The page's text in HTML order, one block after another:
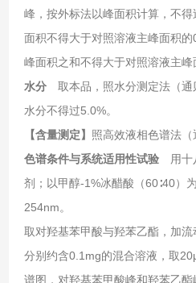
峰，按外标法以峰面积计算，不
面积不得大于对照溶液主峰面积
峰面积之和不得大于对照溶液主峰
水分取本品，照水分测定法（通
水分不得过5.0%。
【含量测定】 照高效液相色谱法（
色谱条件与系统适用性试验用十
剂；以甲醇-1%冰醋酸（60∶40）
254nm。
取对羟基苯甲酸与羟苯乙酯，加
分别约含0.1mg的混合溶液，取
谱图，对羟基苯甲酸峰和羟苯乙酯